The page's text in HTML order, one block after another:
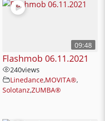
09:48
Flashmob 06.11.2021
240views
Linedance,MOVITA®,
Solotanz,ZUMBA®